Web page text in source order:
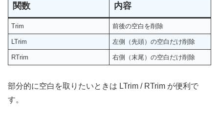
関数 内容
Trim 前後の空白を削除
LTrim 左側（先頭）の空白だけ削除
RTrim 右側（末尾）の空白だけ削除
部分的に空白を取りたいときは LTrim / RTrim が便利で
す。